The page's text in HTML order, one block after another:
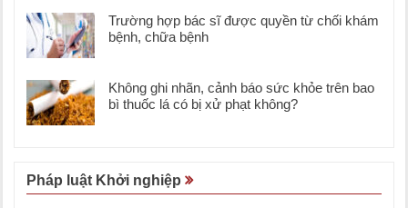
Trường hợp bác sĩ được quyền từ chối khám
bệnh, chữa bệnh
Không ghi nhãn, cảnh báo sức khỏe trên bao
bì thuốc lá có bị xử phạt không?
Pháp luật Khởi nghiệp